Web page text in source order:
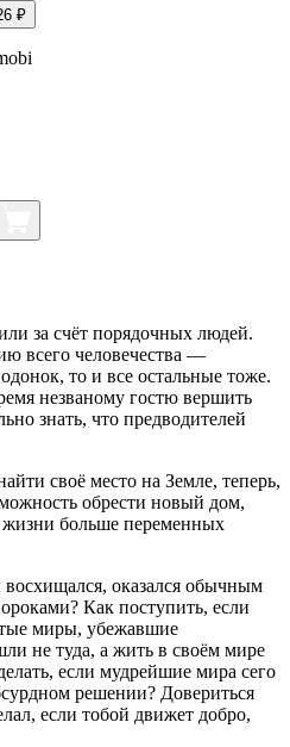
₽
за счёт порядочных людей.
всего человечества —
то и все остальные тоже.
незваному гостю вершить
знать, что предводителей
своё место на Земле, теперь,
обрести новый дом,
жизни больше переменных
восхищался, оказался обычным
Как поступить, если
миры, убежавшие
не туда, а жить в своём мире
если мудрейшие мира сего
решении? Довериться
если тобой движет добро,